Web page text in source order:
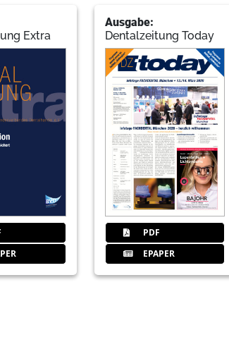
Extra
Ausgabe:
Dentalzeitung Today
PDF
EPAPER